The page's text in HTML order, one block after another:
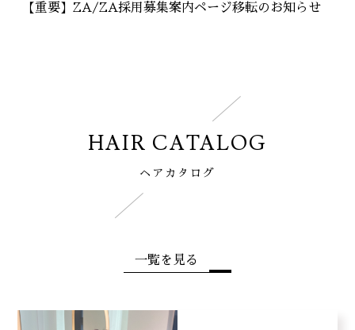
【重要】ZA/ZA採用募集案内ページ移転のお知らせ
HAIR CATALOG
ヘアカタログ
一覧を見る